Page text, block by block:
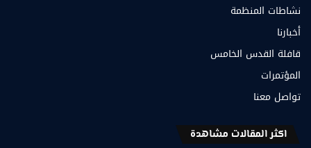
نشاطات المنظمة
أخبارنا
قافلة القدس الخامس
المؤتمرات
تواصل معنا
اكثر المقالات مشاهدة